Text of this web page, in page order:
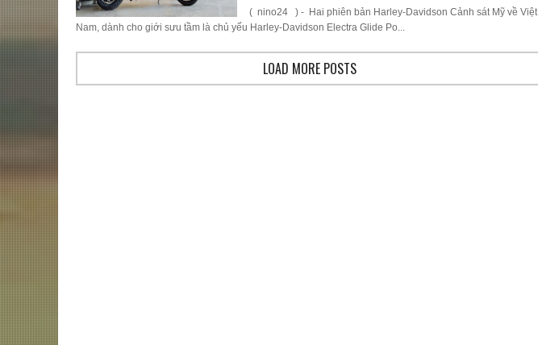
( nino24 ) - Hai phiên bản Harley-Davidson Cảnh sát Mỹ về Việt
Nam, dành cho giới sưu tầm là chủ yếu Harley-Davidson Electra Glide Po...
LOAD MORE POSTS